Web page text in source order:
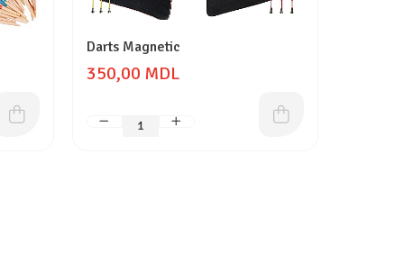
Darts Magnetic
350,00 MDL